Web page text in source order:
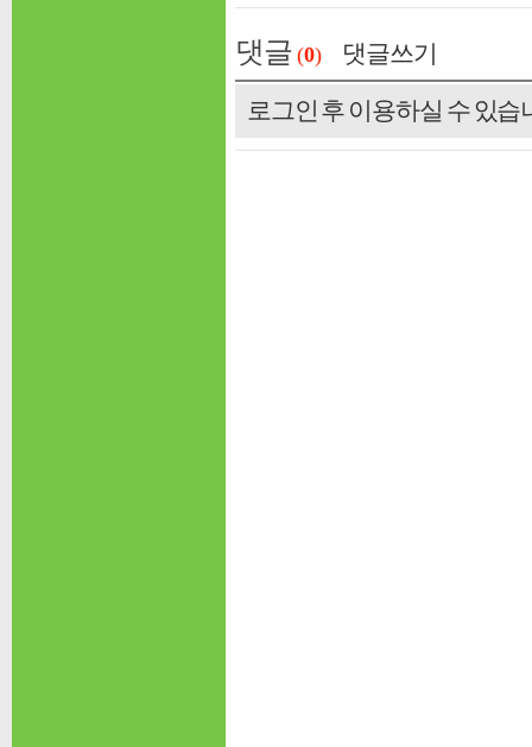
댓글(0)
댓글쓰기
로그인 후 이용하실 수 있